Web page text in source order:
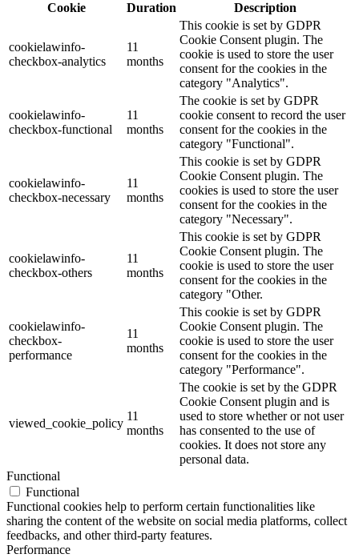
Cookie
Duration Description
cookielawinfo-
checkbox-analytics
11
months
This cookie is set by GDPR
Cookie Consent plugin. The
cookie is used to store the user
consent for the cookies in the
category "Analytics".
cookielawinfo-
checkbox-functional
11
months
The cookie is set by GDPR
cookie consent to record the user
consent for the cookies in the
category "Functional".
cookielawinfo-
checkbox-necessary
11
months
This cookie is set by GDPR
Cookie Consent plugin. The
cookies is used to store the user
consent for the cookies in the
category "Necessary".
cookielawinfo-
checkbox-others
11
months
This cookie is set by GDPR
Cookie Consent plugin. The
cookie is used to store the user
consent for the cookies in the
category "Other.
cookielawinfo-
checkbox-
performance
11
months
This cookie is set by GDPR
Cookie Consent plugin. The
cookie is used to store the user
consent for the cookies in the
category "Performance".
viewed_cookie_policy
11
months
The cookie is set by the GDPR
Cookie Consent plugin and is
used to store whether or not user
has consented to the use of
cookies. It does not store any
personal data.
Functional
Functional
Functional cookies help to perform certain functionalities like
sharing the content of the website on social media platforms, collect
feedbacks, and other third-party features.
Performance